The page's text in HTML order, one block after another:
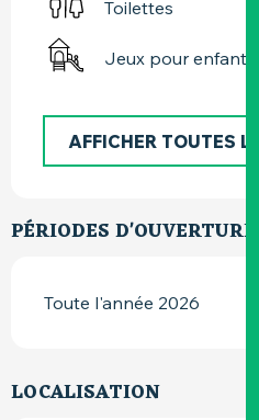
Toilettes
Jeux pour enfants
AFFICHER TOUTES
PÉRIODES D'OUVERTURE
Toute l'année 2026
LOCALISATION